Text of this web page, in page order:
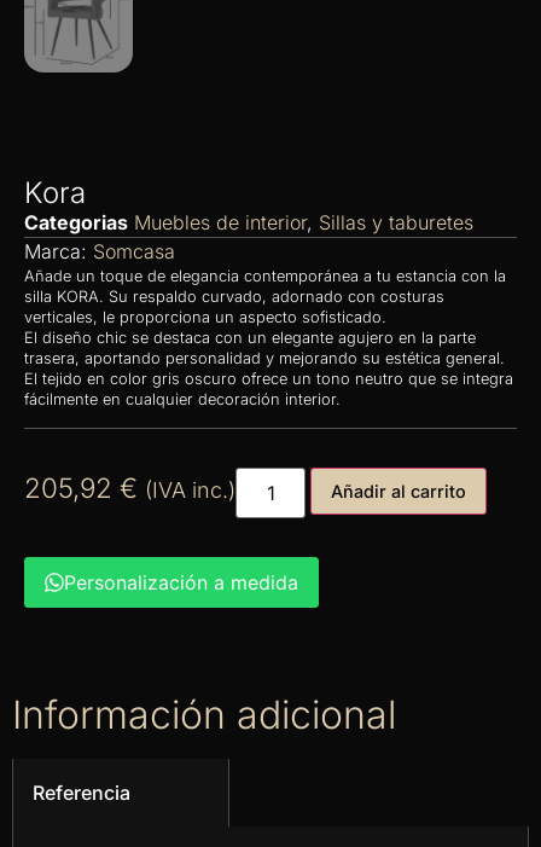
Kora
Categorias Muebles de interior, Sillas y taburetes
Marca: Somcasa
Añade un toque de elegancia contemporánea a tu estancia con la
silla KORA. Su respaldo curvado, adornado con costuras
verticales, le proporciona un aspecto sofisticado.
El diseño chic se destaca con un elegante agujero en la parte
trasera, aportando personalidad y mejorando su estética general.
El tejido en color gris oscuro ofrece un tono neutro que se integra
fácilmente en cualquier decoración interior.
205,92 € (IVA inc.) Añadir al carrito
Personalización a medida
Información adicional
Referencia